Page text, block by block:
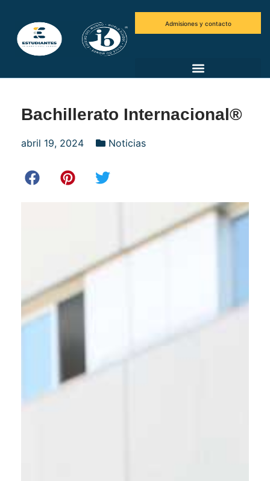
Admisiones y contacto
Bachillerato Internacional®
abril 19, 2024 Noticias